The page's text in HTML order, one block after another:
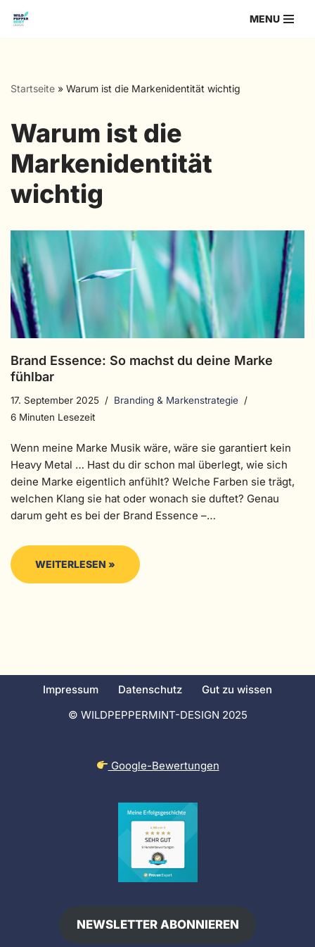
MENU
Startseite » Warum ist die Markenidentität wichtig
Warum ist die
Markenidentität
wichtig
Brand Essence: So machst du deine Marke
fühlbar
17. September 2025
Branding & Markenstrategie
6 Minuten Lesezeit
Wenn meine Marke Musik wäre, wäre sie garantiert kein
Heavy Metal … Hast du dir schon mal überlegt, wie sich
deine Marke eigentlich anfühlt? Welche Farben sie trägt,
welchen Klang sie hat oder wonach sie duftet? Genau
darum geht es bei der Brand Essence –…
WEITERLESEN »
Impressum Datenschutz
Gut zu wissen
© WILDPEPPERMINT-DESIGN 2025
Google-Bewertungen
NEWSLETTER ABONNIEREN